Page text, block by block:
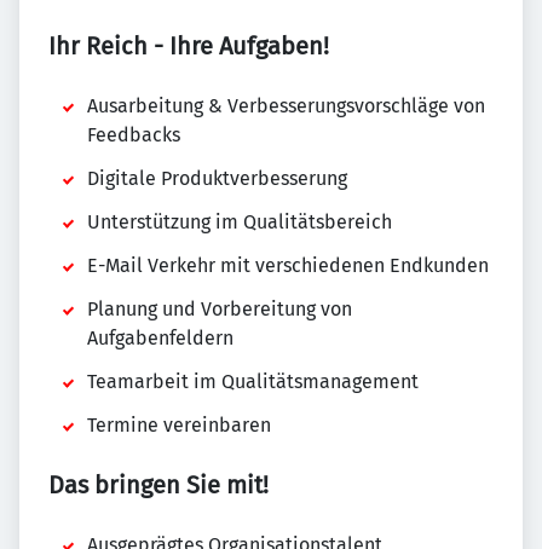
Ihr Reich - Ihre Aufgaben!
Ausarbeitung & Verbesserungsvorschläge von
Feedbacks
Digitale Produktverbesserung
Unterstützung im Qualitätsbereich
E-Mail Verkehr mit verschiedenen Endkunden
Planung und Vorbereitung von
Aufgabenfeldern
Teamarbeit im Qualitätsmanagement
Termine vereinbaren
Das bringen Sie mit!